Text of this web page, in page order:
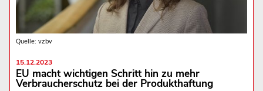
Quelle: vzbv
15.12.2023
EU macht wichtigen Schritt hin zu mehr
Verbraucherschutz bei der Produkthaftung